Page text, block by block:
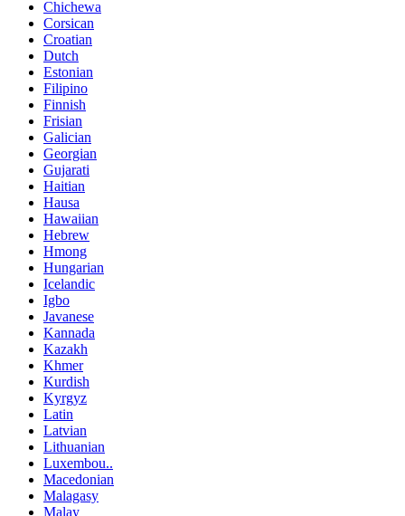
Chichewa
Corsican
Croatian
Dutch
Estonian
Filipino
Finnish
Frisian
Galician
Georgian
Gujarati
Haitian
Hausa
Hawaiian
Hebrew
Hmong
Hungarian
Icelandic
Igbo
Javanese
Kannada
Kazakh
Khmer
Kurdish
Kyrgyz
Latin
Latvian
Lithuanian
Luxembou..
Macedonian
Malagasy
Malay